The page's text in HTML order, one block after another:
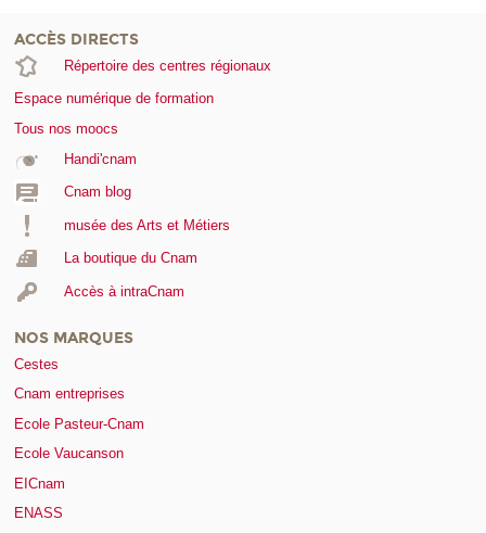
ACCÈS DIRECTS
Répertoire des centres régionaux
Espace numérique de formation
Tous nos moocs
Handi'cnam
Cnam blog
musée des Arts et Métiers
La boutique du Cnam
Accès à intraCnam
NOS MARQUES
Cestes
Cnam entreprises
Ecole Pasteur-Cnam
Ecole Vaucanson
EICnam
ENASS